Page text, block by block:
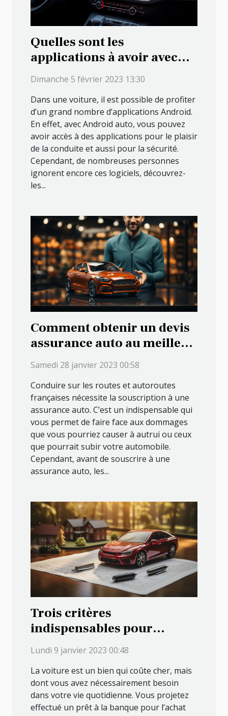
Quelles sont les
applications à avoir avec
Android Auto ?
Dimanche 5 février 2023 13:30
Dans une voiture, il est possible de profiter
d’un grand nombre d’applications Android.
En effet, avec Android auto, vous pouvez
avoir accès à des applications pour le plaisir
de la conduite et aussi pour la sécurité.
Cependant, de nombreuses personnes
ignorent encore ces logiciels, découvrez-
les...
Comment obtenir un devis
assurance auto au meilleur
tarif ?
Samedi 28 janvier 2023 00:58
Conduire sur les routes et autoroutes
françaises nécessite la souscription à une
assurance auto. C’est un indispensable qui
vous permet de faire face aux dommages
que vous pourriez causer à autrui ou ceux
que pourrait subir votre automobile.
Cependant, avant de souscrire à une
assurance auto, les...
Trois critères
indispensables pour
réussir un crédit auto
Lundi 9 janvier 2023 00:48
La voiture est un bien qui coûte cher, mais
dont vous avez nécessairement besoin
dans votre vie quotidienne. Vous projetez
effectué un prêt à la banque pour l’achat